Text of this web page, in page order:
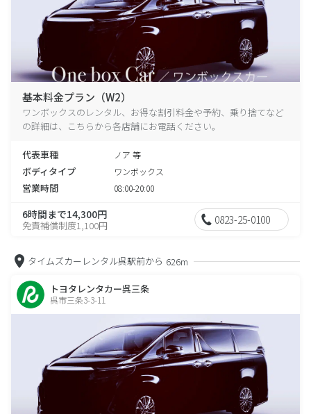
基本料金プラン（W2）
ワンボックスのレンタル、お得な割引料金や予約、乗り捨てなど
の詳細は、こちらから各店舗にお電話ください。
代表車種 ノア 等
ボディタイプ ワンボックス
営業時間 08:00-20:00
6時間まで14,300円
免責補償制度1,100円 0823-25-0100
タイムズカーレンタル呉駅前から 626m
トヨタレンタカー呉三条
呉市三条3-3-11